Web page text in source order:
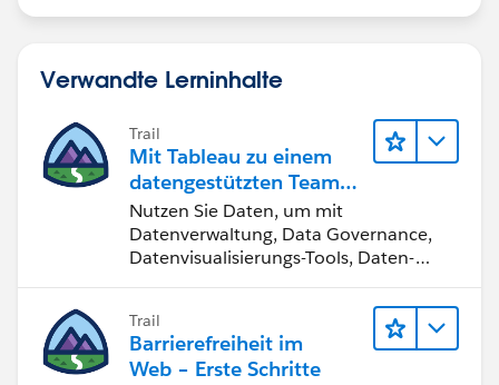
Verwandte Lerninhalte
Trail
Mit Tableau zu einem
datengestützten Team
werden
Nutzen Sie Daten, um mit
Datenverwaltung, Data Governance,
Datenvisualisierungs-Tools, Daten-
Storytelling und Zusammenarbeit
bessere Geschäftsergebnisse zu
erzielen.
Trail
Barrierefreiheit im
Web – Erste Schritte